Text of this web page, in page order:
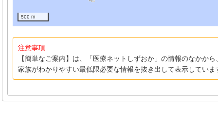
500 m
注意事項
【簡単なご案内】は、「医療ネットしずおか」の情報のなかか
家族がわかりやすい最低限必要な情報を抜き出して表示していま